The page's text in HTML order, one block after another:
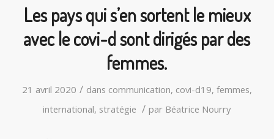
Les pays qui s’en sortent le mieux
avec le covi-d sont dirigés par des
femmes.
21 avril 2020 / dans communication, covi-d19, femmes,
international, stratégie / par Béatrice Nourry